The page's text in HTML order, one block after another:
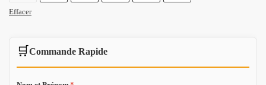
Effacer
🛒Commande Rapide